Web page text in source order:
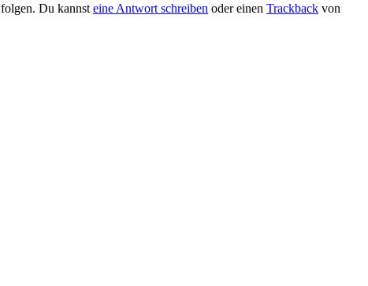
folgen. Du kannst eine Antwort schreiben oder einen Trackback von